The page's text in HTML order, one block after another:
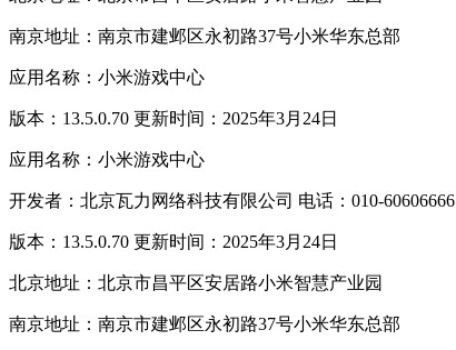
南京地址：南京市建邺区永初路37号小米华东总部
应用名称：小米游戏中心
版本：13.5.0.70 更新时间：2025年3月24日
应用名称：小米游戏中心
开发者：北京瓦力网络科技有限公司 电话：010-60606666
版本：13.5.0.70 更新时间：2025年3月24日
北京地址：北京市昌平区安居路小米智慧产业园
南京地址：南京市建邺区永初路37号小米华东总部